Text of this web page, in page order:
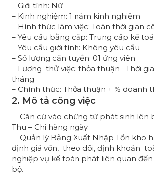
– Giới tính: Nữ
– Kinh nghiệm: 1 năm kinh nghiệm
– Hình thức làm việc: Toàn thời gian
– Yêu cầu bằng cấp: Trung cấp kế
– Yêu cầu giới tính: Không yêu cầu
– Số lượng cần tuyển: 01 ứng viên
– Lương thử việc: thỏa thuận– Thời
tháng
– Chính thức: Thỏa thuận + % doanh
2. Mô tả công việc
– Căn cứ vào chứng từ phát sinh lên
Thu – Chi hàng ngày
– Quản lý Bảng Xuất Nhập Tồn kho
định giá vốn, theo dõi, định khoản
nghiệp vụ kế toán phát liên quan
bộ.